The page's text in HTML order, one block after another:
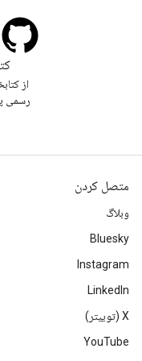
از
رسمی
متصل کردن
وبلاگ
Bluesky
Instagram
LinkedIn
‫X (توییتر)
YouTube